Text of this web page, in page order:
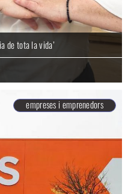
de tota la vida’
empreses i emprenedors